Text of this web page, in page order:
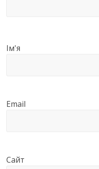
Ім'я
Email
Сайт